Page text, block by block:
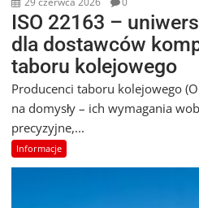
ISO 22163 –
dla dostawców
taboru kolejowego
Producenci taboru kolejowego
na domysły – ich wymagania
precyzyjne,...
Informacje